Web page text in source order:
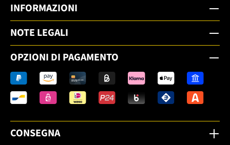
INFORMAZIONI
NOTE LEGALI
OPZIONI DI PAGAMENTO
CONSEGNA